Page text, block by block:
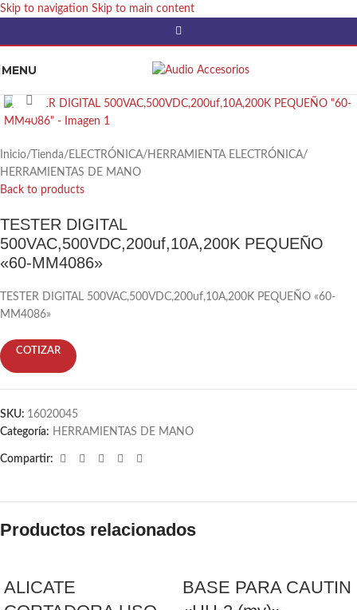
Skip to navigation Skip to main content
MENU
Click to enlarge
Inicio/ Tienda/ ELECTRÓNICA/ HERRAMIENTA ELECTRÓNICA/
HERRAMIENTAS DE MANO
Back to products
TESTER DIGITAL
500VAC,500VDC,200uf,10A,200K PEQUEÑO
«60-MM4086»
TESTER DIGITAL 500VAC,500VDC,200uf,10A,200K PEQUEÑO «60-
MM4086»
COTIZAR
SKU: 16020045
Categoría: HERRAMIENTAS DE MANO
Compartir:
Productos relacionados
ALICATE
BASE PARA CAUTIN